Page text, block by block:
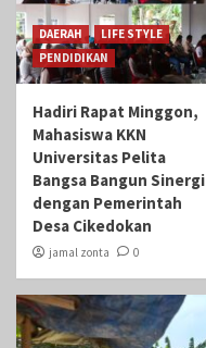
DAERAH
LIFE STYLE
PENDIDIKAN
Hadiri Rapat Minggon,
Mahasiswa KKN
Universitas Pelita
Bangsa Bangun Sinergi
dengan Pemerintah
Desa Cikedokan
jamal zonta 0